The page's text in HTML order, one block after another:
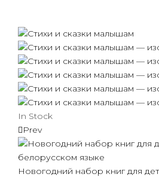
In Stock
Prev
Новогодний набор книг для